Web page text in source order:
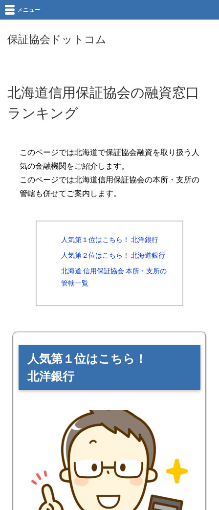
保証協会ドットコム
メニュー
北海道信用保証協会の融資窓口
ランキング
このページでは北海道で保証協会融資を取り扱う人
気の金融機関をご紹介します。
このページでは北海道信用保証協会の本所・支所の
管轄も併せてご案内します。
人気第１位はこちら！ 北洋銀行
人気第２位はこちら！ 北海道銀行
北海道 信用保証協会 本所・支所の
管轄一覧
人気第１位はこちら！
北洋銀行